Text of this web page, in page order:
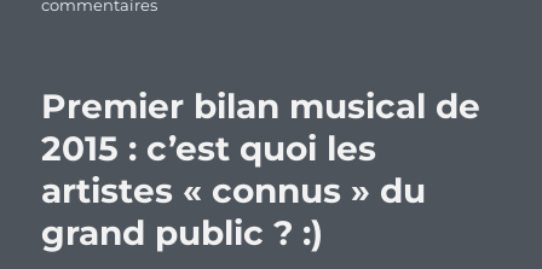
commentairessur
L’inutile
donc
indispensable
billet
du
blogueur
indépendant
Premier bilan musical de
2015 : c’est quoi les
artistes « connus » du
grand public ? :)